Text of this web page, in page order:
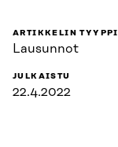
ARTIKKELIN TYYPPI
Lausunnot
JULKAISTU
22.4.2022